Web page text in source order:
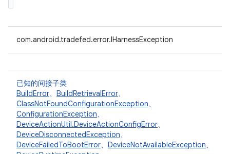
com.android.tradefed.error.IHarnessException
已知的间接子类
BuildError、 BuildRetrievalError、
ClassNotFoundConfigurationException、
ConfigurationException、
DeviceActionUtil.DeviceActionConfigError、
DeviceDisconnectedException、
DeviceFailedToBootError、 DeviceNotAvailableException、